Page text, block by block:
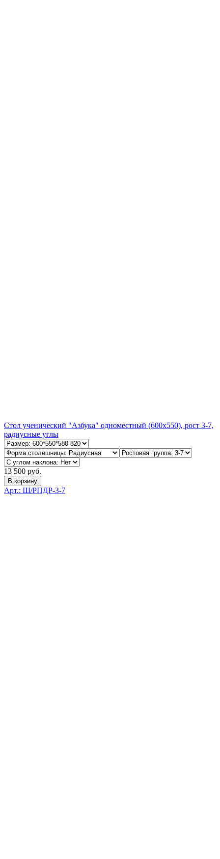
Стол ученический "Азбука" одноместный (600х550), рост 3-7,
радиусные углы
13 500 руб.
В корзину
Арт.: Ш/РПДР-3-7